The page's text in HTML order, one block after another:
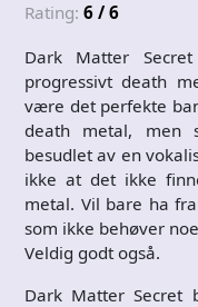
Rating: 6 / 6
Dark Matter
progressivt death
være det perfekte
death metal, men
besudlet av en
ikke at det ikke
metal. Vil bare ha
som ikke behøver
Veldig godt også.
Dark Matter